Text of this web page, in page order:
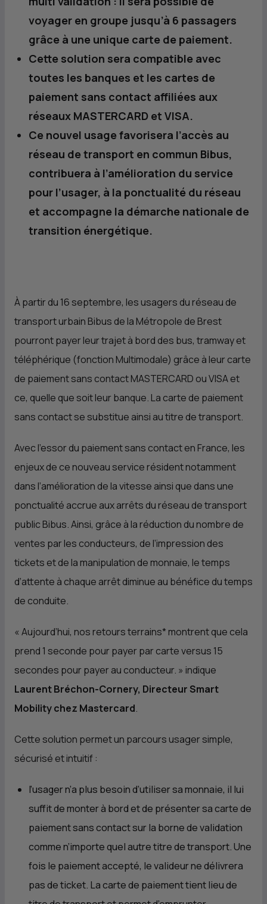
voyager en groupe jusqu’à 6 passagers
grâce à une unique carte de paiement.
Cette solution sera compatible avec
toutes les banques et les cartes de
paiement sans contact affiliées aux
réseaux MASTERCARD et VISA.
Ce nouvel usage favorisera l’accès au
réseau de transport en commun Bibus,
contribuera à l’amélioration du service
pour l’usager, à la ponctualité du réseau
et accompagne la démarche nationale de
transition énergétique.
À partir du 16 septembre, les usagers du réseau de
transport urbain Bibus de la Métropole de Brest
pourront payer leur trajet à bord des bus, tramway et
téléphérique (fonction Multimodale) grâce à leur carte
de paiement sans contact MASTERCARD ou VISA et
ce, quelle que soit leur banque. La carte de paiement
sans contact se substitue ainsi au titre de transport.
Avec l’essor du paiement sans contact en France, les
enjeux de ce nouveau service résident notamment
dans l’amélioration de la vitesse ainsi que dans une
ponctualité accrue aux arrêts du réseau de transport
public Bibus. Ainsi, grâce à la réduction du nombre de
ventes par les conducteurs, de l’impression des
tickets et de la manipulation de monnaie, le temps
d’attente à chaque arrêt diminue au bénéfice du temps
de conduite.
« Aujourd’hui, nos retours terrains* montrent que cela
prend 1 seconde pour payer par carte versus 15
secondes pour payer au conducteur. » indique
Laurent Bréchon-Cornery, Directeur Smart
Mobility chez Mastercard.
Cette solution permet un parcours usager simple,
sécurisé et intuitif :
l’usager n’a plus besoin d’utiliser sa monnaie, il lui
suffit de monter à bord et de présenter sa carte de
paiement sans contact sur la borne de validation
comme n’importe quel autre titre de transport. Une
fois le paiement accepté, le valideur ne délivrera
pas de ticket. La carte de paiement tient lieu de